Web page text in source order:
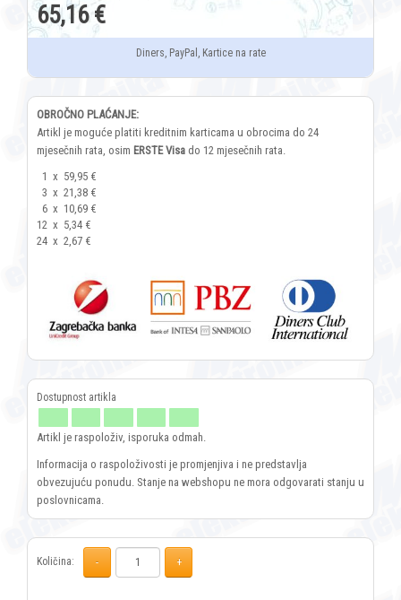
65,16 €
Diners, PayPal, Kartice na rate
OBROČNO PLAĆANJE:
Artikl je moguće platiti kreditnim karticama u obrocima do 24
mjesečnih rata, osim ERSTE Visa do 12 mjesečnih rata.
1 x 59,95 €
3 x 21,38 €
6 x 10,69 €
12 x 5,34 €
24 x 2,67 €
Artikl je raspoloživ, isporuka odmah.
Informacija o raspoloživosti je promjenjiva i ne predstavlja
obvezujuću ponudu. Stanje na webshopu ne mora odgovarati stanju u
poslovnicama.
Količina: